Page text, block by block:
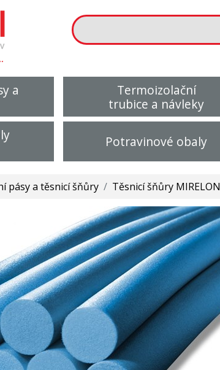
a
Termoizolační
trubice a návleky
Potravinové obaly
pásy a těsnicí šňůry / Těsnicí šňůry MIRELON